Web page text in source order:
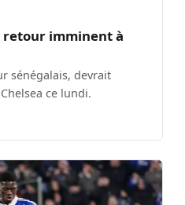
retour imminent à
sénégalais, devrait
ce lundi.